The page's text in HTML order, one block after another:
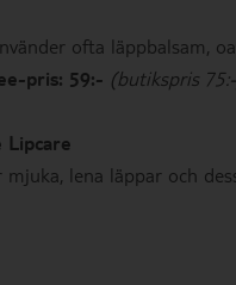
ofta läppbalsam,
pris: 59:- (butikspris
Lipcare
lena läppar och